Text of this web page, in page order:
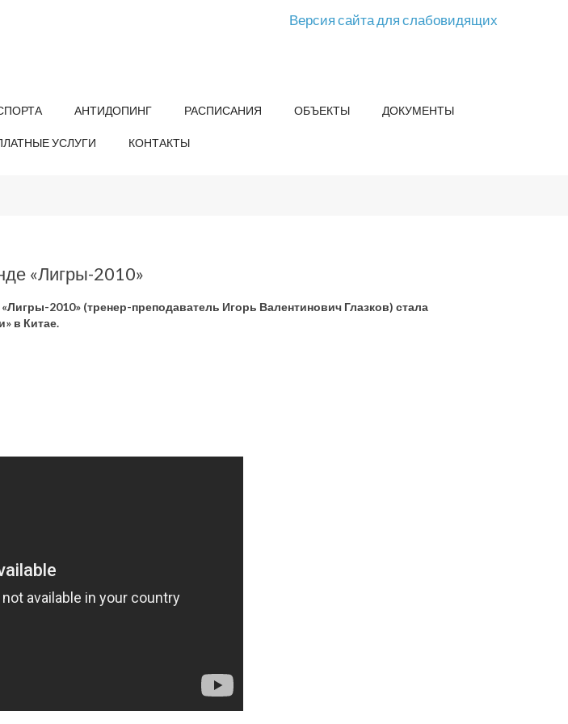
Версия сайта для слабовидящих
АНТИДОПИНГ РАСПИСАНИЯ ОБЪЕКТЫ ДОКУМЕНТЫ
УСЛУГИ КОНТАКТЫ
«Лигры-2010»
2010» (тренер-преподаватель Игорь Валентинович Глазков) стала
в Китае.